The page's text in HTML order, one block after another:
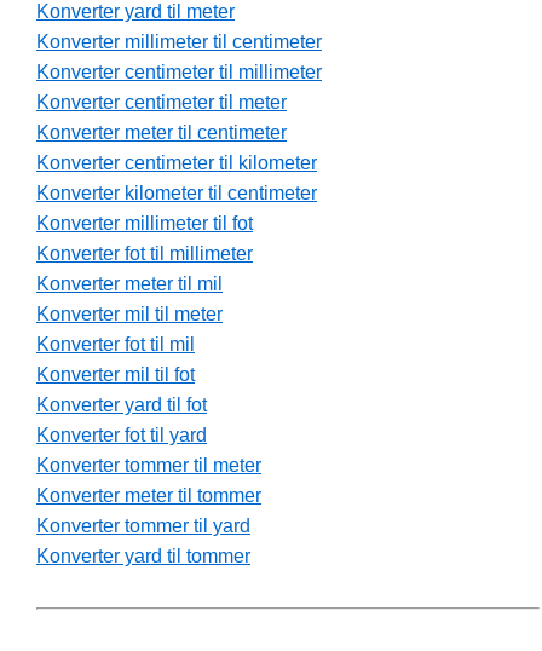
Konverter yard til meter
Konverter millimeter til centimeter
Konverter centimeter til millimeter
Konverter centimeter til meter
Konverter meter til centimeter
Konverter centimeter til kilometer
Konverter kilometer til centimeter
Konverter millimeter til fot
Konverter fot til millimeter
Konverter meter til mil
Konverter mil til meter
Konverter fot til mil
Konverter mil til fot
Konverter yard til fot
Konverter fot til yard
Konverter tommer til meter
Konverter meter til tommer
Konverter tommer til yard
Konverter yard til tommer